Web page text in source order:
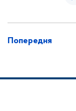
Попередня